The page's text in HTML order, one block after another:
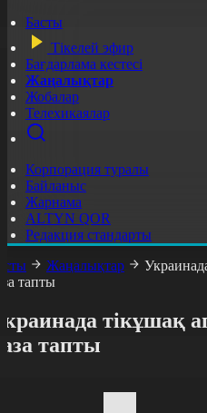
Басты
Тікелей эфир
Бағдарлама кестесі
Жаңалықтар
Жобалар
Телехикаялар
Корпорация туралы
Байланыс
Жарнама
ALTYN QOR
Редакция стандарты
Жаңалықтар
тапты
тікұшақ
тапты